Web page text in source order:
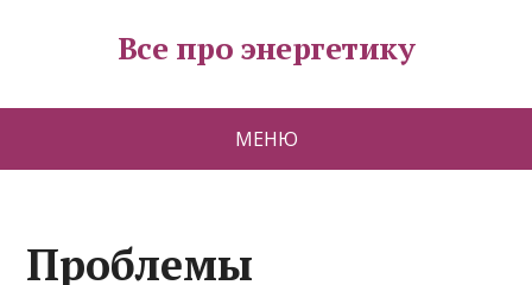
Все про энергетику
МЕНЮ
Проблемы